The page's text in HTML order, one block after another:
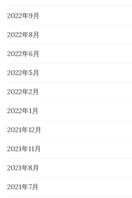
2022年9月
2022年8月
2022年6月
2022年5月
2022年2月
2022年1月
2021年12月
2021年11月
2021年8月
2021年7月